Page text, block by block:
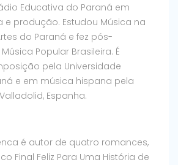
Educativa do Paraná em
e produção. Estudou Música na
do Paraná e fez pós-
Popular Brasileira. É
pela Universidade
e em música hispana pela
Espanha.
é autor de quatro romances,
Final Feliz Para Uma História de